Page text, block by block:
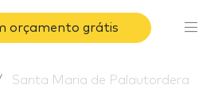
orçamento grátis
Santa Maria de Palautordera